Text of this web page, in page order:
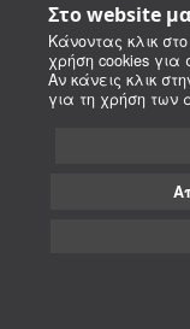
Στο website
Κάνοντας κλικ
χρήση cookies για
Αν κάνεις κλικ
για τη χρήση των